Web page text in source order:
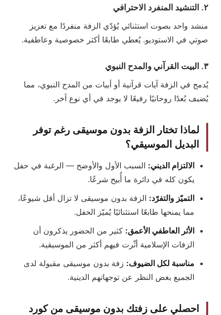
٢. التنشيد المنفرد الاحترافي
منشد واحد بصوت استثنائي يُؤدّي الزفة منفردًا مع تعزيز
صوتي في الاستوديو. يُعطي طابعًا أكثر خصوصية وعاطفية.
٣. البيت القرآني والمدح النبوي
يُدمج في الزفة آيات قرآنية أو أبيات من المدح النبوي، مما
يُضيف بُعدًا روحانيًا رفيعًا لا يوجد في أي نوع آخر.
لماذا تختار الزفة بدون موسيقى رغم توفر
البديل الموسيقي؟
الالتزام الديني: السبب الأول والأوضح — الرغبة في حفل
يكون كله في دائرة ما أُبيح شرعًا.
التميّز والتفرّد: الزفة بدون موسيقى لا تزال أقل شيوعًا،
مما يمنحها طابعًا استثنائيًا يُميّز الحفل.
الأثر العاطفي الأعمق: كثير من الحضور يذكرون أن
الزفات الإسلامية أثّرت فيهم أكثر من الموسيقية.
مناسبة لكل الضيوف: زفة بدون موسيقى مقبولة لدى
الجميع بغض النظر عن توجهاتهم الدينية.
احصلي على زفتك بدون موسيقى من كورد